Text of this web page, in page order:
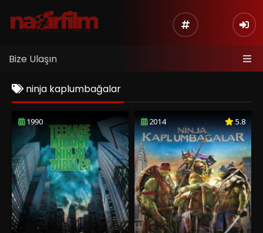
Bize Ulaşın
ninja kaplumbağalar
1990 2014 5.8